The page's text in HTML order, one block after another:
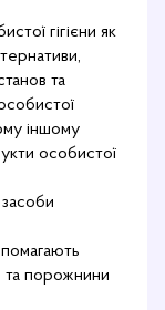
гігієни як
та
іншому
особистої
та порожнини